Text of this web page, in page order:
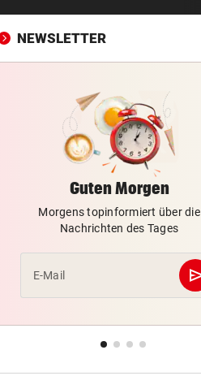
schneller verändern
DIE EINZELNEN PHASEN
Wenn das Wasser ausgeht:
MARTYRIUM IN WIEN
Freundin über Jahre hinweg
bedroht und missbraucht
DONNERSTAGS-SPECIAL vor
Erleben Sie den Auftakt der
Champions Tour!
HIT IN SALZBURG SCHULD vor
Ungewöhnlich! Warum Rapid
DARUNTER RAUCH, OBONYA
NEWSLETTER
Guten Morgen
Morgens topinformiert über die
Nachrichten des Tages
E-Mail